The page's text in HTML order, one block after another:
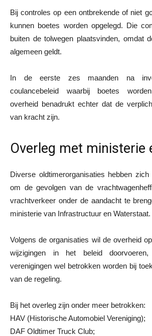
Bij controles op een ontbrekende of niet
kunnen boetes worden opgelegd. Die
buiten de tolwegen plaatsvinden, omdat
algemeen geldt.
In de eerste zes maanden na
coulancebeleid waarbij boetes
overheid benadrukt echter dat de
van kracht zijn.
Overleg met ministerie
Diverse oldtimerorganisaties hebben
om de gevolgen van de
vrachtverkeer onder de aandacht te
ministerie van Infrastructuur en Waterstaat.
Volgens de organisaties wil de overheid
wijzigingen in het beleid
verenigingen wel betrokken worden bij
van de regeling.
Bij het overleg zijn onder meer betrokken:
HAV (Historische Automobiel Vereniging);
DAF Oldtimer Truck Club;